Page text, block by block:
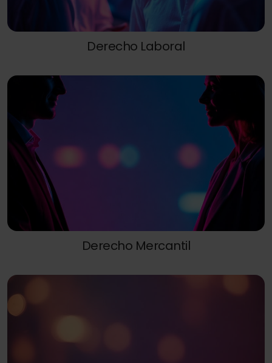
Derecho Laboral
Derecho Mercantil